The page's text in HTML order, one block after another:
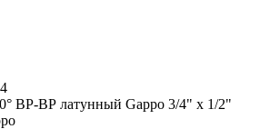
ВР-ВР латунный Gappo 3/4" x 1/2"